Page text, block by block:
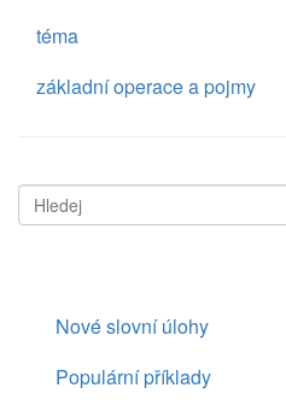
téma
základní operace a pojmy
Nové slovní úlohy
Populární příklady